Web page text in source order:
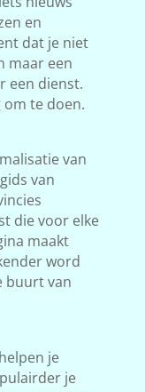
en
dat je niet
maar een
een dienst.
om te doen.
van
van
die voor elke
maakt
word
buurt van
je
je